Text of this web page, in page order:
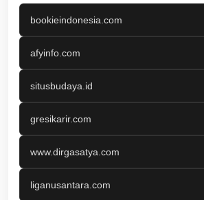
bookieindonesia.com
afyinfo.com
situsbudaya.id
gresikarir.com
www.dirgasatya.com
liganusantara.com